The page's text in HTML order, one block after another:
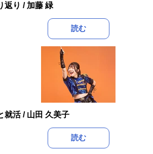
返り / 加藤 緑
読む
就活 / 山田 久美子
読む